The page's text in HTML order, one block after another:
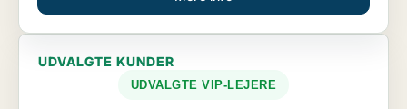
UDVALGTE KUNDER
UDVALGTE VIP-LEJERE